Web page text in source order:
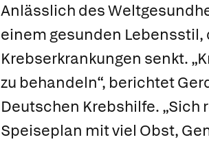
Anlässlich des
einem gesunden Lebensstil,
Krebserkrankungen senkt.
zu behandeln“, berichtet
Deutschen Krebshilfe. „Sich
Speiseplan mit viel Obst,